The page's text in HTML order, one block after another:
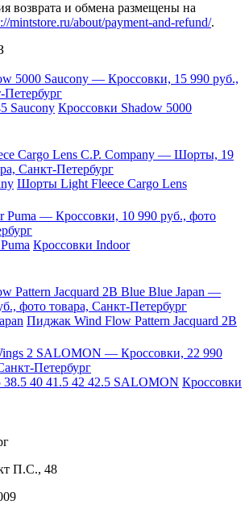
возврата и обмена размещены на
mintstore.ru/about/payment-and-refund/.
Saucony Кроссовки Shadow 5000
Шорты Light Fleece Cargo Lens
Puma Кроссовки Indoor
Пиджак Wind Flow Pattern Jacquard 2B
38.5 40 41.5 42 42.5 SALOMON Кроссовки
П.С., 48